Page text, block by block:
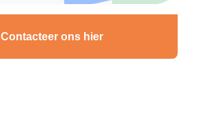
Contacteer ons hier